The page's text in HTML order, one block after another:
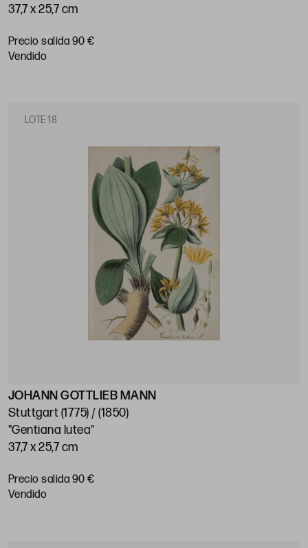
37,7 x 25,7 cm
Precio salida 90 €
vendido
LOTE 18
JOHANN GOTTLIEB MANN
Stuttgart (1775) / (1850)
"Gentiana lutea"
37,7 x 25,7 cm
Precio salida 90 €
vendido